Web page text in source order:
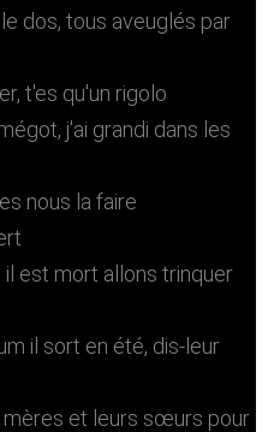
dos, tous aveuglés par
t'es qu'un rigolo
j'ai grandi dans les
nous la faire
il est mort allons trinquer
il sort en été, dis-leur
mères et leurs sœurs pour